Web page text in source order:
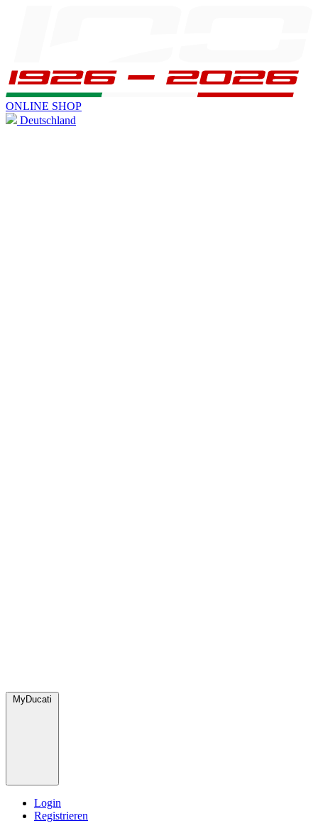
ONLINE SHOP
Deutschland
MyDucati
Login
Registrieren